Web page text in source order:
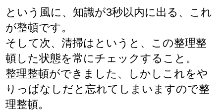
という風に、知識が3秒以内に出る、これ
が整頓です。
そして次、清掃はというと、この整理整
頓した状態を常にチェックすること。
整理整頓ができました、しかしこれをや
りっぱなしだと忘れてしまいますので整
理整頓。